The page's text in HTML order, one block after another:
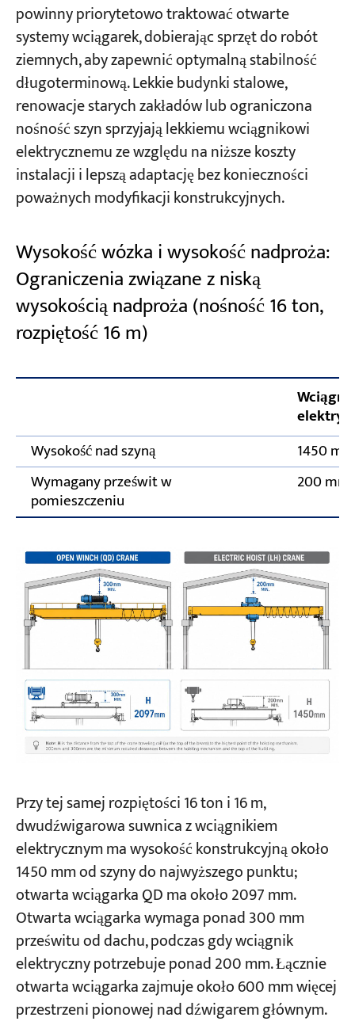
powinny priorytetowo traktować otwarte
systemy wciągarek, dobierając sprzęt do robót
ziemnych, aby zapewnić optymalną stabilność
długoterminową. Lekkie budynki stalowe,
renowacje starych zakładów lub ograniczona
nośność szyn sprzyjają lekkiemu wciągnikowi
elektrycznemu ze względu na niższe koszty
instalacji i lepszą adaptację bez konieczności
poważnych modyfikacji konstrukcyjnych.
Wysokość wózka i wysokość nadproża:
Ograniczenia związane z niską
wysokością nadproża (nośność 16 ton,
rozpiętość 16 m)
Wysokość nad szyną
1450 mm
Wymagany prześwit w
pomieszczeniu
200 mm
Przy tej samej rozpiętości 16 ton i 16 m,
dwudźwigarowa suwnica z wciągnikiem
elektrycznym ma wysokość konstrukcyjną około
1450 mm od szyny do najwyższego punktu;
otwarta wciągarka QD ma około 2097 mm.
Otwarta wciągarka wymaga ponad 300 mm
prześwitu od dachu, podczas gdy wciągnik
elektryczny potrzebuje ponad 200 mm. Łącznie
otwarta wciągarka zajmuje około 600 mm więcej
przestrzeni pionowej nad dźwigarem głównym.